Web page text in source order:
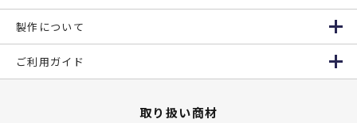
製作について
ご利用ガイド
取り扱い商材